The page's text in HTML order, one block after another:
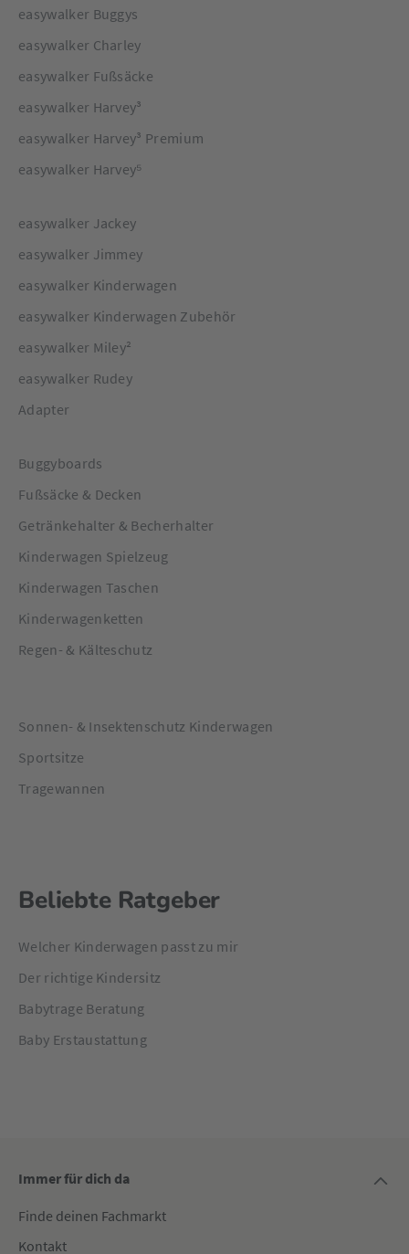
easywalker Buggys
easywalker Charley
easywalker Fußsäcke
easywalker Harvey³
easywalker Harvey³ Premium
easywalker Harvey⁵
easywalker Jackey
easywalker Jimmey
easywalker Kinderwagen
easywalker Kinderwagen Zubehör
easywalker Miley²
easywalker Rudey
Adapter
Buggyboards
Fußsäcke & Decken
Getränkehalter & Becherhalter
Kinderwagen Spielzeug
Kinderwagen Taschen
Kinderwagenketten
Regen- & Kälteschutz
Sonnen- & Insektenschutz Kinderwagen
Sportsitze
Tragewannen
Beliebte Ratgeber
Welcher Kinderwagen passt zu mir
Der richtige Kindersitz
Babytrage Beratung
Baby Erstaustattung
Immer für dich da
Finde deinen Fachmarkt
Kontakt